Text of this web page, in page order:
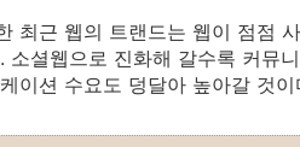
최근 웹의 트랜드는 웹이 점점
소셜웹으로 진화해 갈수록 커뮤
이션 수요도 덩달아 높아갈 것